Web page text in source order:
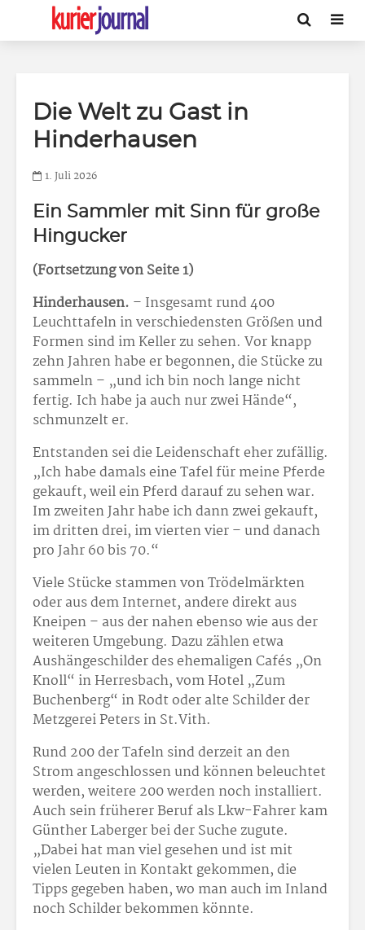
Die Welt zu Gast in
Hinderhausen
1. Juli 2026
Ein Sammler mit Sinn für große
Hingucker
(Fortsetzung von Seite 1)
Hinderhausen. – Insgesamt rund 400
Leuchttafeln in verschiedensten Größen und
Formen sind im Keller zu sehen. Vor knapp
zehn Jahren habe er begonnen, die Stücke zu
sammeln – „und ich bin noch lange nicht
fertig. Ich habe ja auch nur zwei Hände“,
schmunzelt er.
Entstanden sei die Leidenschaft eher zufällig.
„Ich habe damals eine Tafel für meine Pferde
gekauft, weil ein Pferd darauf zu sehen war.
Im zweiten Jahr habe ich dann zwei gekauft,
im dritten drei, im vierten vier – und danach
pro Jahr 60 bis 70.“
Viele Stücke stammen von Trödelmärkten
oder aus dem Internet, andere direkt aus
Kneipen – aus der nahen ebenso wie aus der
weiteren Umgebung. Dazu zählen etwa
Aushängeschilder des ehemaligen Cafés „On
Knoll“ in Herresbach, vom Hotel „Zum
Buchenberg“ in Rodt oder alte Schilder der
Metzgerei Peters in St.Vith.
Rund 200 der Tafeln sind derzeit an den
Strom angeschlossen und können beleuchtet
werden, weitere 200 werden noch installiert.
Auch sein früherer Beruf als Lkw-Fahrer kam
Günther Laberger bei der Suche zugute.
„Dabei hat man viel gesehen und ist mit
vielen Leuten in Kontakt gekommen, die
Tipps gegeben haben, wo man auch im Inland
noch Schilder bekommen könnte.